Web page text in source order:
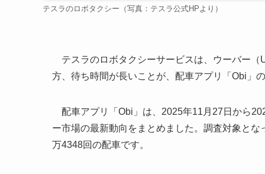
テスラのロボタクシー（写真：テスラ公式HPより）
テスラのロボタクシーサービスは、ウーバー（
方、待ち時間が長いことが、配車アプリ「Obi」
配車アプリ「Obi」は、2025年11月27日から
ー市場の最新動向をまとめました。調査対象と
万4348回の配車です。